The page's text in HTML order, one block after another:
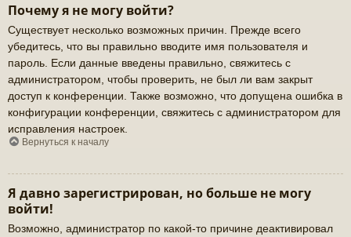
Почему я не могу войти?
Существует несколько возможных причин. Прежде всего
убедитесь, что вы правильно вводите имя пользователя и
пароль. Если данные введены правильно, свяжитесь с
администратором, чтобы проверить, не был ли вам закрыт
доступ к конференции. Также возможно, что допущена ошибка в
конфигурации конференции, свяжитесь с администратором для
исправления настроек.
Вернуться к началу
Я давно зарегистрирован, но больше не могу
войти!
Возможно, администратор по какой-то причине деактивировал